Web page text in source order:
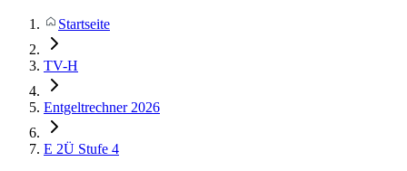
Startseite
TV-H
Entgeltrechner 2026
E 2Ü Stufe 4